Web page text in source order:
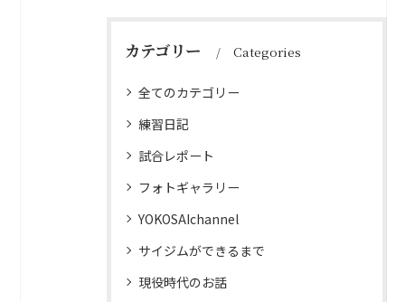
カテゴリー Categories
全てのカテゴリー
練習日記
試合レポート
フォトギャラリー
YOKOSAIchannel
サイジムができるまで
現役時代のお話